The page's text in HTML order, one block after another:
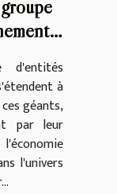
d'entités
à
géants,
par leur
l'univers